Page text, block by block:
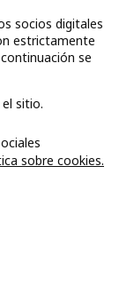
de uso
tiendas, así como
e incluyen IVA.
socios digitales
estrictamente
se
sitio.
sobre cookies.